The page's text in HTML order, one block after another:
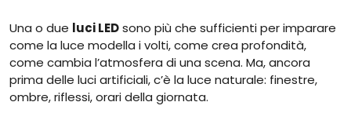
Una o due luci LEDsono più che sufficienti per imparare
come la luce modella i volti, come crea profondità,
come cambia l’atmosfera di una scena. Ma, ancora
prima delle luci artificiali, c’è la luce naturale: finestre,
ombre, riflessi, orari della giornata.